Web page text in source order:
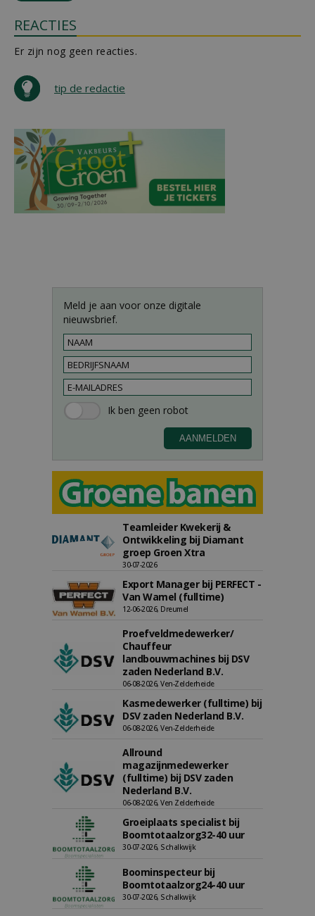
REACTIES
Er zijn nog geen reacties.
tip de redactie
Meld je aan voor onze digitale
nieuwsbrief.
Teamleider Kwekerij &
Ontwikkeling bij Diamant
groep Groen Xtra
30-07-2026
Export Manager bij PERFECT -
Van Wamel (fulltime)
12-06-2026, Dreumel
Proefveldmedewerker/
Chauffeur
landbouwmachines bij DSV
zaden Nederland B.V.
06-08-2026, Ven-Zelderheide
Kasmedewerker (fulltime) bij
DSV zaden Nederland B.V.
06-08-2026, Ven-Zelderheide
Allround
magazijnmedewerker
(fulltime) bij DSV zaden
Nederland B.V.
06-08-2026, Ven Zelderheide
Groeiplaats specialist bij
Boomtotaalzorg32-40 uur
30-07-2026, Schalkwijk
Boominspecteur bij
Boomtotaalzorg24-40 uur
30-07-2026, Schalkwijk